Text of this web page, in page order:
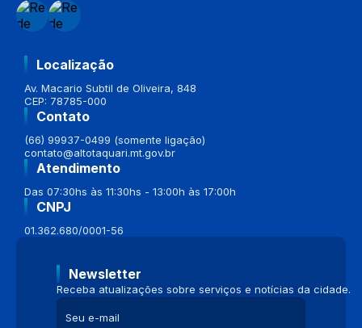
Localização
Av. Macario Subtil de Oliveira, 848
CEP: 78785-000
Contato
(66) 99937-0499 (somente ligação)
contato@altotaquari.mt.gov.br
Atendimento
Das 07:30hs às 11:30hs - 13:00h às 17:00h
CNPJ
01.362.680/0001-56
Newsletter
Receba atualizações sobre serviços e notícias da cidade.